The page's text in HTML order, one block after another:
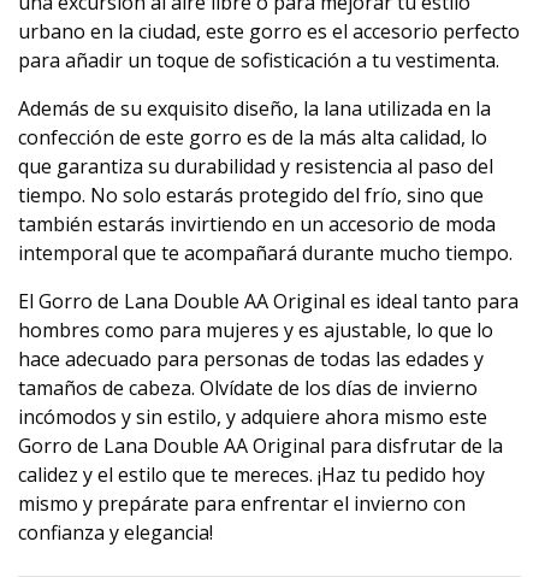
urbano en la ciudad, este gorro es el accesorio perfecto
para añadir un toque de sofisticación a tu vestimenta.
Además de su exquisito diseño, la lana utilizada en la
confección de este gorro es de la más alta calidad, lo
que garantiza su durabilidad y resistencia al paso del
tiempo. No solo estarás protegido del frío, sino que
también estarás invirtiendo en un accesorio de moda
intemporal que te acompañará durante mucho tiempo.
El Gorro de Lana Double AA Original es ideal tanto para
hombres como para mujeres y es ajustable, lo que lo
hace adecuado para personas de todas las edades y
tamaños de cabeza. Olvídate de los días de invierno
incómodos y sin estilo, y adquiere ahora mismo este
Gorro de Lana Double AA Original para disfrutar de la
calidez y el estilo que te mereces. ¡Haz tu pedido hoy
mismo y prepárate para enfrentar el invierno con
confianza y elegancia!